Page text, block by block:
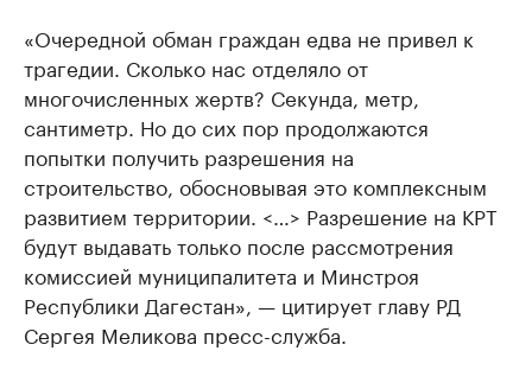
«Очередной обман граждан едва не привел к
трагедии. Сколько нас отделяло от
многочисленных жертв? Секунда, метр,
сантиметр. Но до сих пор продолжаются
попытки получить разрешения на
строительство, обосновывая это комплексным
развитием территории. <…> Разрешение на КРТ
будут выдавать только после рассмотрения
комиссией муниципалитета и Минстроя
Республики Дагестан», — цитирует главу РД
Сергея Меликова пресс-служба.